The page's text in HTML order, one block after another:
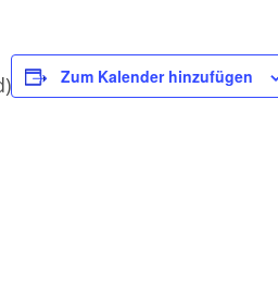
Zum Kalender hinzufügen